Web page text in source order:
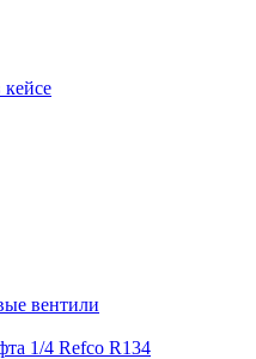
вентили
1/4 Refco R134